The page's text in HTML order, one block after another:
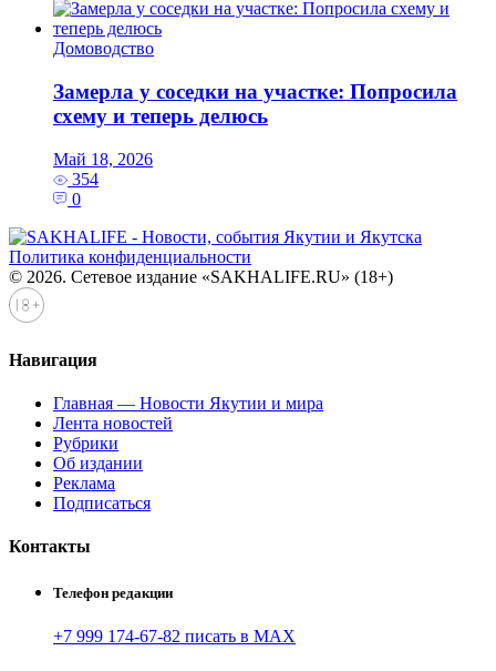
Домоводство
Замерла у соседки на участке: Попросила
схему и теперь делюсь
Май 18, 2026
354
0
Политика конфиденциальности
© 2026. Сетевое издание «SAKHALIFE.RU» (18+)
Навигация
Главная — Новости Якутии и мира
Лента новостей
Рубрики
Об издании
Реклама
Подписаться
Контакты
Телефон редакции
+7 999 174-67-82 писать в MAX